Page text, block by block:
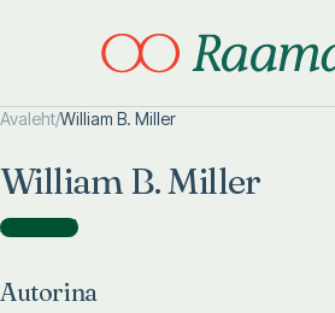
Avaleht/William B. Miller
William B. Miller
Autorina )
Autorina